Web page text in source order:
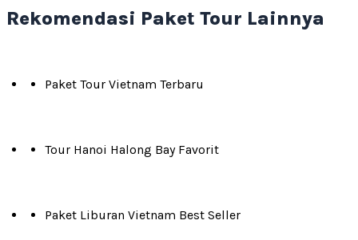
Rekomendasi Paket Tour Lainnya
Paket Tour Vietnam Terbaru
Tour Hanoi Halong Bay Favorit
Paket Liburan Vietnam Best Seller